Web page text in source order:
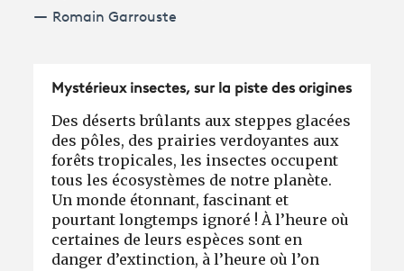
Romain Garrouste
Mystérieux insectes, sur la piste des origines
Des déserts brûlants aux steppes glacées
des pôles, des prairies verdoyantes aux
forêts tropicales, les insectes occupent
tous les écosystèmes de notre planète.
Un monde étonnant, fascinant et
pourtant longtemps ignoré ! À l’heure où
certaines de leurs espèces sont en
danger d’extinction, à l’heure où l’on